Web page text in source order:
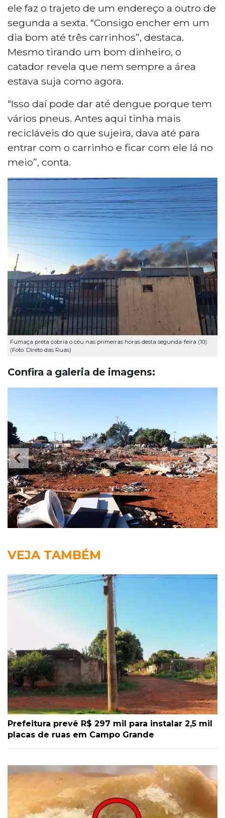
ele faz o trajeto de um endereço a outro de
segunda a sexta. “Consigo encher em um
dia bom até três carrinhos”, destaca.
Mesmo tirando um bom dinheiro, o
catador revela que nem sempre a área
estava suja como agora.
“Isso daí pode dar até dengue porque tem
vários pneus. Antes aqui tinha mais
recicláveis do que sujeira, dava até para
entrar com o carrinho e ficar com ele lá no
meio”, conta.
Fumaça preta cobria o céu nas primeiras horas desta segunda-feira (10).
(Foto: Direto das Ruas)
Confira a galeria de imagens:
VEJA TAMBÉM
Prefeitura prevê R$ 297 mil para instalar 2,5 mil
placas de ruas em Campo Grande